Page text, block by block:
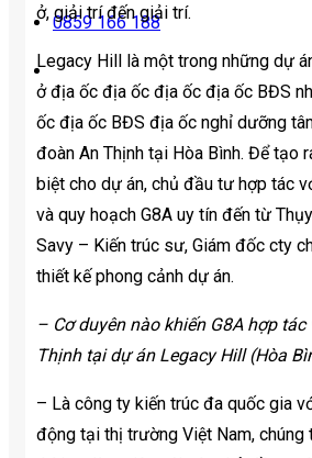
0859 166 188
ở, giải trí đến giải trí.
Legacy Hill là một trong những dự
ở địa ốc địa ốc địa ốc địa ốc BĐS
ốc địa ốc BĐS địa ốc nghỉ dưỡng
đoàn An Thịnh tại Hòa Bình. Để tạo
biệt cho dự án, chủ đầu tư hợp tác
và quy hoạch G8A uy tín đến từ
Savy – Kiến trúc sư, Giám đốc cty
thiết kế phong cảnh dự án.
– Cơ duyên nào khiến G8A hợp
Thịnh tại dự án Legacy Hill (Hòa
– Là công ty kiến trúc đa quốc gia
động tại thị trường Việt Nam, chúng